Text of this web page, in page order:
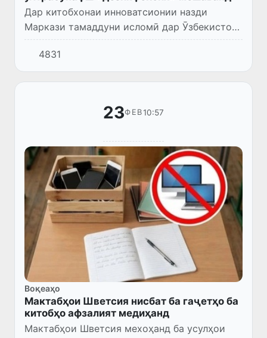
Дар китобхонаи инноватсионии назди
Маркази тамаддуни исломӣ дар Ӯзбекистон
имконияти стерилизатсияи китобҳо фароҳам
оварда шудааст.
4831
23ФЕВ10:57
Воқеаҳо
Мактабҳои Шветсия нисбат ба гаҷетҳо ба
китобҳо афзалият медиҳанд
Мактабҳои Шветсия мехоҳанд ба усулҳои